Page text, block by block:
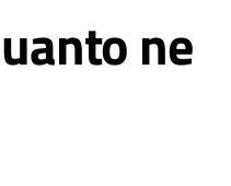
ne